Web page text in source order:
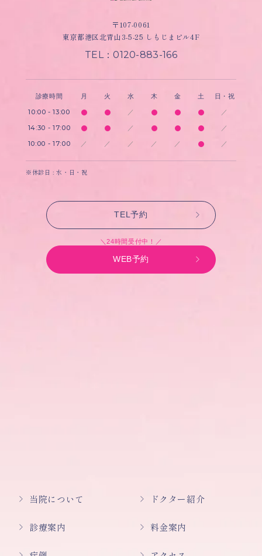
〒107-0061
東京都港区北青山3-5-25 しもじまビル4F
TEL：0120-883-166
診療時間 月 火 水 木 金 土 日・祝
10:00 - 13:00 ／ ／
14:30 - 17:00 ／ ／
10:00 - 17:00 ／ ／ ／ ／ ／ ／
※休診日 : 水・日・祝
TEL予約
＼24時間受付中！／
WEB予約
当院について ドクター紹介
診療案内 料金案内